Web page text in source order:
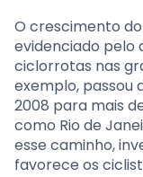
O crescimento
evidenciado pelo
ciclorrotas nas
exemplo, passou
2008 para mais
como Rio de
esse caminho,
favorece os